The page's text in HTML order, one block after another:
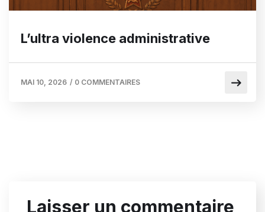
L’ultra violence administrative
MAI 10, 2026 / 0 COMMENTAIRES
Laisser un commentaire